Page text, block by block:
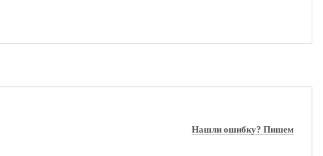
Нашли ошибку? Пишем